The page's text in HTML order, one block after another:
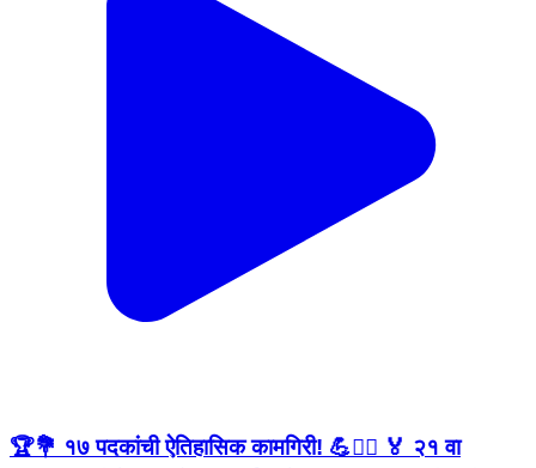
🏆💐 १७ पदकांची ऐतिहासिक कामगिरी! 💪👮‍♂️ 🏅 २१ वा